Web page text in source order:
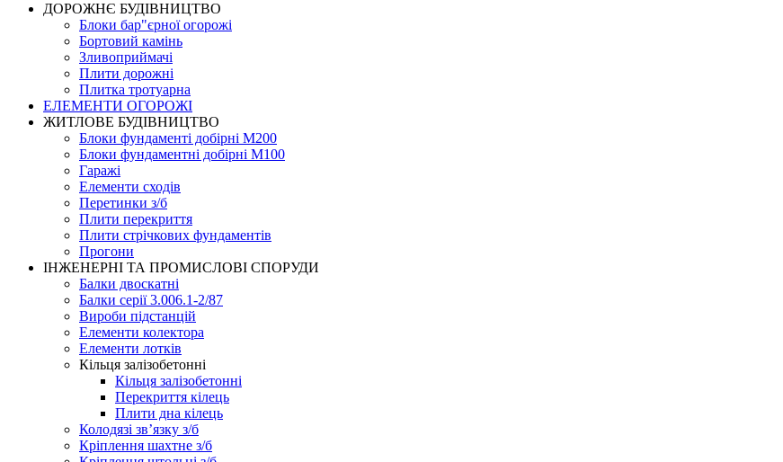
ДОРОЖНЄ БУДIВНИЦТВО
Блоки бар"єрної огорожі
Бортовий камінь
Зливоприймачі
Плити дорожні
Плитка тротуарна
ЕЛЕМЕНТИ ОГОРОЖІ
ЖИТЛОВЕ БУДIВНИЦТВО
Блоки фундаменті добірні М200
Блоки фундаментні добірні М100
Гаражі
Елементи сходів
Перетинки з/б
Плити перекриття
Плити стрічкових фундаментів
Прогони
ІНЖЕНЕРНІ ТА ПРОМИСЛОВІ СПОРУДИ
Балки двоскатні
Балки серії 3.006.1-2/87
Вироби підстанцій
Елементи колектора
Елементи лотків
Кільця залізобетонні
Кільця залізобетонні
Перекриття кілець
Плити дна кілець
Колодязі зв’язку з/б
Кріплення шахтне з/б